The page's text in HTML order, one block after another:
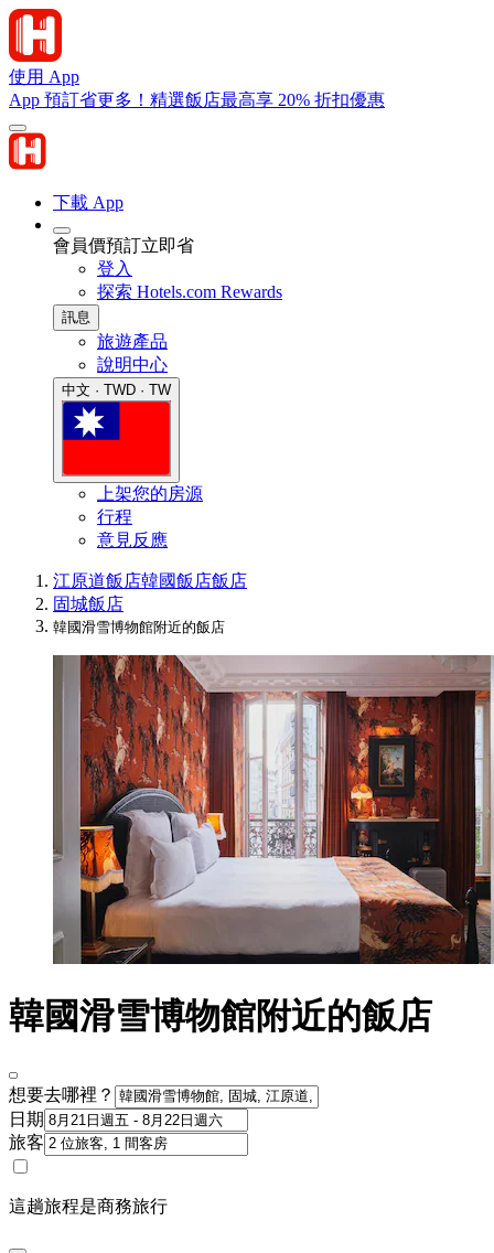
使用 App
App 預訂省更多！精選飯店最高享 20% 折扣優惠
下載 App
會員價預訂立即省
登入
探索 Hotels.com Rewards
訊息
旅遊產品
說明中心
中文 · TWD · TW
上架您的房源
行程
意見反應
江原道飯店韓國飯店飯店
固城飯店
韓國滑雪博物館附近的飯店
韓國滑雪博物館附近的飯店
想要去哪裡？
日期
旅客
這趟旅程是商務旅行